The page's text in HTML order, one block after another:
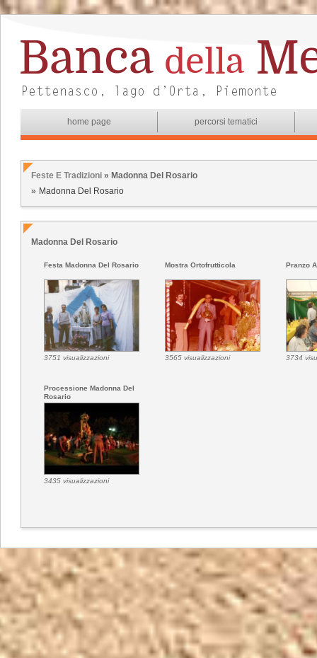
home page percorsi tematici
Feste E Tradizioni » Madonna Del Rosario
Madonna Del Rosario
Madonna Del Rosario
Festa Madonna Del Rosario
3751 visualizzazioni
Mostra Ortofrutticola
3565 visualizzazioni
Pranzo
3734
Processione Madonna Del
Rosario
3435 visualizzazioni